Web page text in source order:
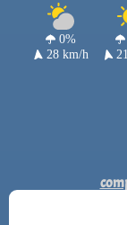
0%
28 km/h